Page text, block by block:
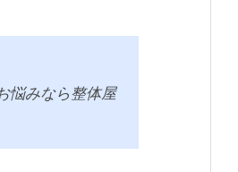
悩みなら整体屋